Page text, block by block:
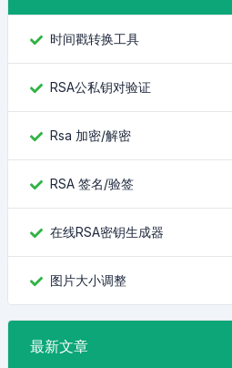
时间戳转换工具
RSA公私钥对验证
Rsa 加密/解密
RSA 签名/验签
在线RSA密钥生成器
图片大小调整
最新文章